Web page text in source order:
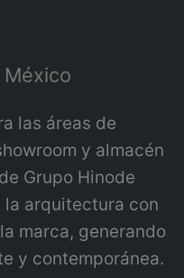
las áreas de
y almacén
Grupo Hinode
la arquitectura con
marca, generando
y contemporánea.